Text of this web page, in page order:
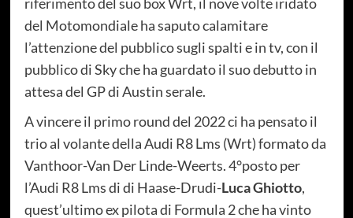
del Motomondiale ha saputo calamitare
l’attenzione del pubblico sugli spalti e in tv, con il
pubblico di Sky che ha guardato il suo debutto in
attesa del GP di Austin serale.
A vincere il primo round del 2022 ci ha pensato il
trio al volante della Audi R8 Lms (Wrt) formato da
Vanthoor-Van Der Linde-Weerts. 4°posto per
l’Audi R8 Lms di di Haase-Drudi-Luca Ghiotto,
quest’ultimo ex pilota di Formula 2 che ha vinto